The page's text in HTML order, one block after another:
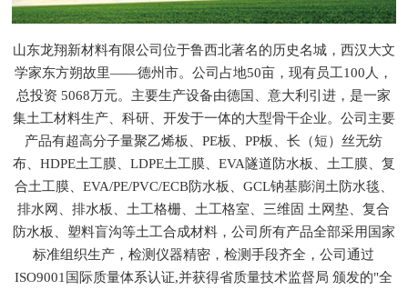
山东龙翔新材料有限公司位于鲁西北著名的历史名城，西汉大文
学家东方朔故里——德州市。公司占地50亩，现有员工100人，
总投资 5068万元。主要生产设备由德国、意大利引进，是一家
集土工材料生产、科研、开发于一体的大型骨干企业。公司主要
产品有超高分子量聚乙烯板、PE板、PP板、长（短）丝无纺
布、HDPE土工膜、LDPE土工膜、EVA隧道防水板、土工膜、复
合土工膜、EVA/PE/PVC/ECB防水板、GCL钠基膨润土防水毯、
排水网、排水板、土工格栅、土工格室、三维固 土网垫、复合
防水板、塑料盲沟等土工合成材料，公司所有产品全部采用国家
标准组织生产，检测仪器精密，检测手段齐全，公司通过
ISO9001国际质量体系认证,并获得省质量技术监督局 颁发的"全